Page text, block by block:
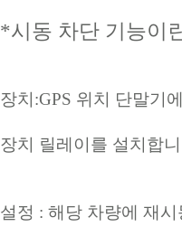
*시동 차단 기능이
장치:GPS 위치 단말기
장치 릴레이를 설치합
설정 : 해당 차량에 재